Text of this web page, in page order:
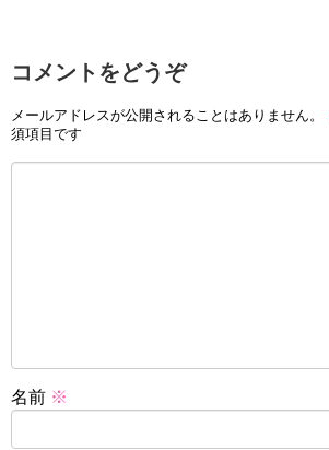
コメントをどうぞ
メールアドレスが公開されることはありません。
須項目です
名前 ※